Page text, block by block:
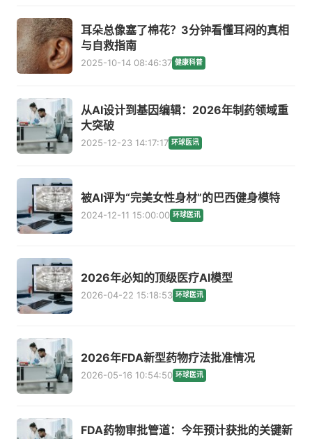
耳朵总像塞了棉花？3分钟看懂耳闷的真相
与自救指南
2025-10-14 08:46:37 健康科普
从AI设计到基因编辑：2026年制药领域重
大突破
2025-12-23 14:17:17 环球医讯
被AI评为“完美女性身材”的巴西健身模特
2024-12-11 15:00:00 环球医讯
2026年必知的顶级医疗AI模型
2026-04-22 15:18:53 环球医讯
2026年FDA新型药物疗法批准情况
2026-05-16 10:54:50 环球医讯
FDA药物审批管道：今年预计获批的关键新